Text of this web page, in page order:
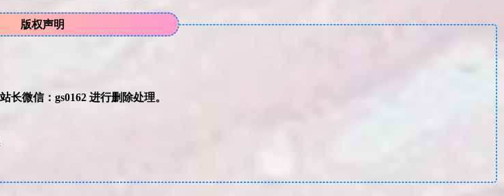
版权声明
本网站的文章部分内容可能来源于网络，仅供大家学习与参考，如有侵权，请联系站长微信：gs0162 进行删除处理。